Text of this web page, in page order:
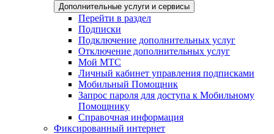
Дополнительные услуги и сервисы
Перейти в раздел
Подписки
Подключение дополнительных услуг
Отключение дополнительных услуг
Мой МТС
Личный кабинет управления подписками
Мобильный Помощник
Запрос пароля для доступа к Мобильному
Помощнику
Справочная информация
Фиксированный интернет